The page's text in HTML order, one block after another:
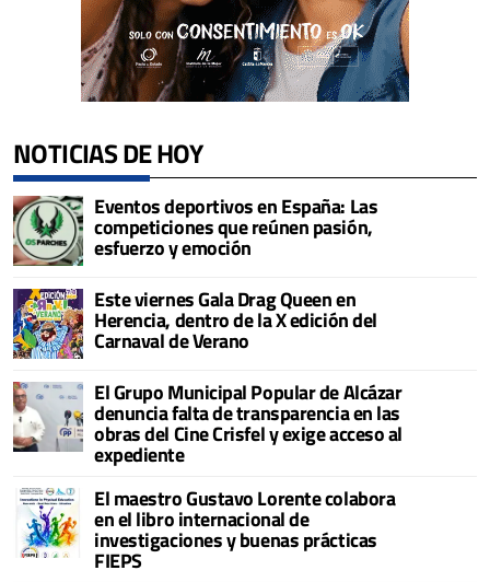
NOTICIAS DE HOY
Eventos deportivos en España: Las
competiciones que reúnen pasión,
esfuerzo y emoción
Este viernes Gala Drag Queen en
Herencia, dentro de la X edición del
Carnaval de Verano
El Grupo Municipal Popular de Alcázar
denuncia falta de transparencia en las
obras del Cine Crisfel y exige acceso al
expediente
El maestro Gustavo Lorente colabora
en el libro internacional de
investigaciones y buenas prácticas
FIEPS